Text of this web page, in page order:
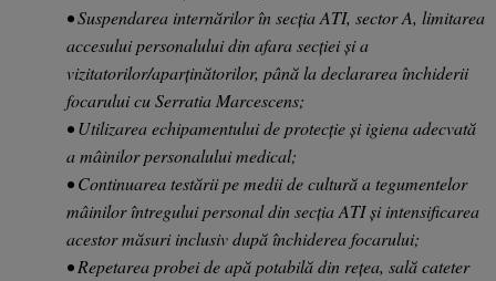
• Suspendarea internărilor în secția ATI, sector A, limitarea
accesului personalului din afara secției și a
vizitatorilor/aparținătorilor, până la declararea închiderii
focarului cu Serratia Marcescens;
• Utilizarea echipamentului de protecție și igiena adecvată
a mâinilor personalului medical;
• Continuarea testării pe medii de cultură a tegumentelor
mâinilor întregului personal din secția ATI și intensificarea
acestor măsuri inclusiv după închiderea focarului;
• Repetarea probei de apă potabilă din rețea, sală cateter